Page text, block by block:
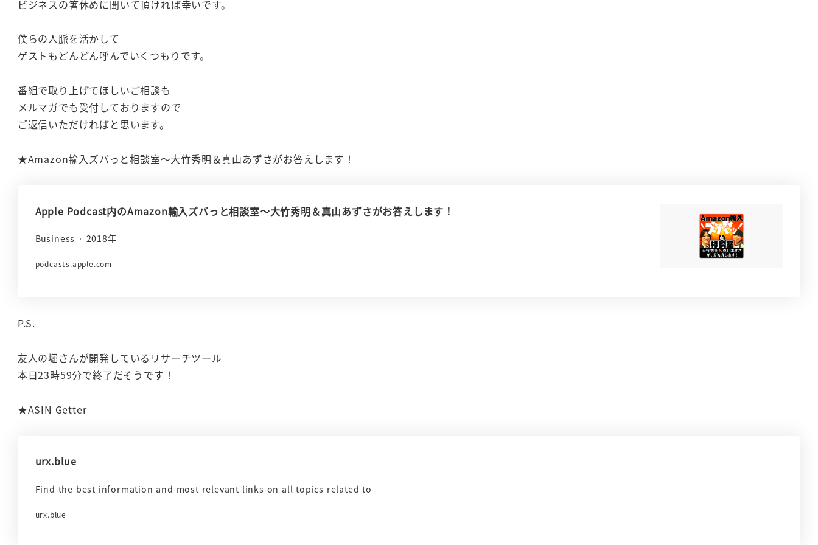
ビジネスの箸休めに聞いて頂ければ幸いです。
僕らの人脈を活かして
ゲストもどんどん呼んでいくつもりです。
番組で取り上げてほしいご相談も
メルマガでも受付しておりますので
ご返信いただければと思います。
★Amazon輸入ズバっと相談室～大竹秀明＆真山あずさがお答えします！
‎Apple Podcast内のAmazon輸入ズバっと相談室～大竹秀明＆真山あずさがお答えします！
‎Business · 2018年
podcasts.apple.com
P.S.
友人の堀さんが開発しているリサーチツール
本日23時59分で終了だそうです！
★ASIN Getter
urx.blue
Find the best information and most relevant links on all topics related to
urx.blue